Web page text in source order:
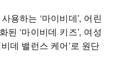
용하는 ‘마이비데’, 어린
된 ‘마이비데 키즈’, 여성
데 밸런스 케어’로 원단